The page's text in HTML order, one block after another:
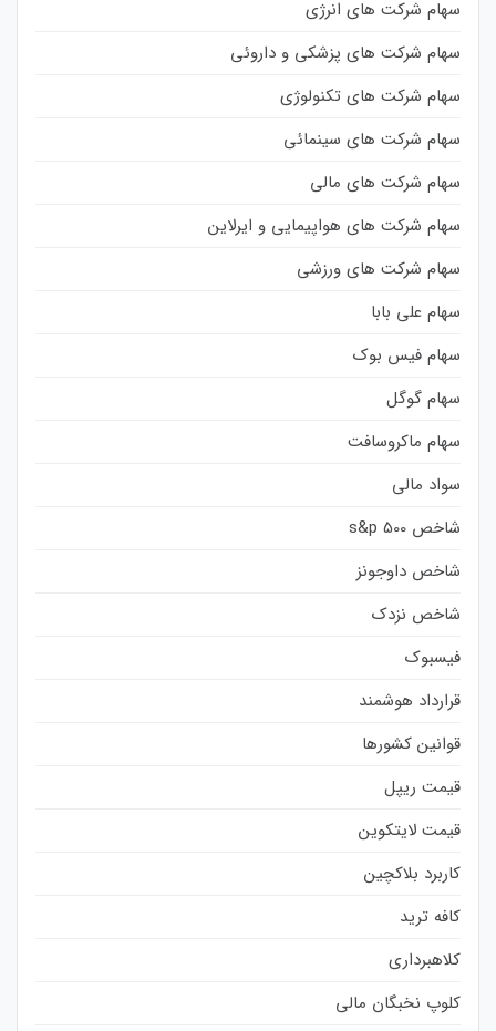
سهام شرکت های انرژی
سهام شرکت های پزشکی و داروئی
سهام شرکت های تکنولوژی
سهام شرکت های سینمائی
سهام شرکت های مالی
سهام شرکت های هواپیمایی و ایرلاین
سهام شرکت های ورزشی
سهام علی بابا
سهام فیس بوک
سهام گوگل
سهام ماکروسافت
سواد مالی
شاخص s&p 500
شاخص داوجونز
شاخص نزدک
فیسبوک
قرارداد هوشمند
قوانین کشورها
قیمت ریپل
قیمت لایتکوین
کاربرد بلاکچین
کافه ترید
کلاهبرداری
کلوپ نخبگان مالی